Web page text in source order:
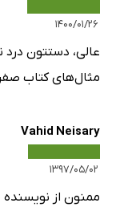
۱۴۰۰/۰۱/۲۶
عالی، دستتون درد
مثال‌های کتاب صفر تا ۱۰۰ برای یادگیری سی
Vahid Neisary
۱۳۹۷/۰۵/۰۲
ممنون از